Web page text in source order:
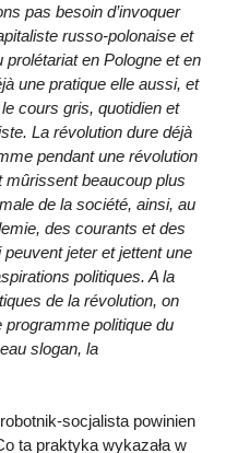
pas besoin d’invoquer
russo-polonaise et
en Pologne et en
une pratique elle aussi, et
cours gris, quotidien et
La révolution dure déjà
pendant une révolution
beaucoup plus
de la société, ainsi, au
des courants et des
jeter et jettent une
politiques. A la
de la révolution, on
politique du
slogan, la
socjalista powinien
ta praktyka wykazała w